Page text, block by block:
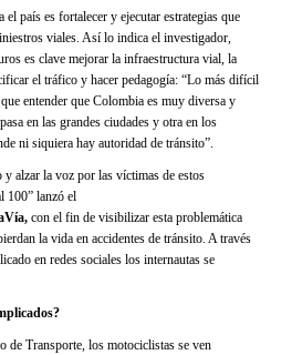
el país es fortalecer y ejecutar estrategias que
viales. Así lo indica el investigador,
es clave mejorar la infraestructura vial, la
el tráfico y hacer pedagogía: “Lo más difícil
entender que Colombia es muy diversa y
en las grandes ciudades y otra en los
ni siquiera hay autoridad de tránsito”.
y alzar la voz por las víctimas de estos
100” lanzó el
con el fin de visibilizar esta problemática
la vida en accidentes de tránsito. A través
en redes sociales los internautas se
Transporte, los motociclistas se ven